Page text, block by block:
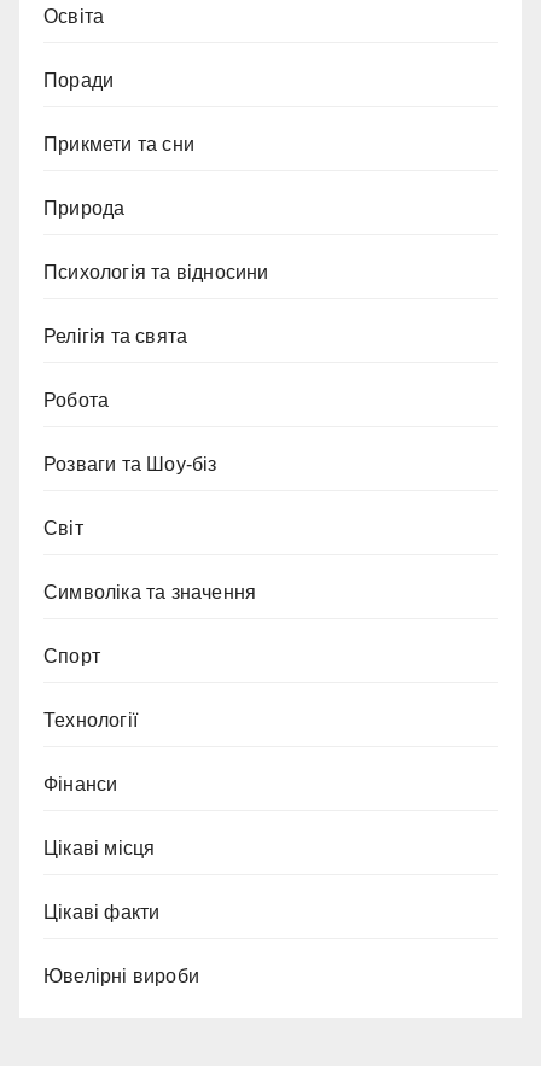
Освіта
Поради
Прикмети та сни
Природа
Психологія та відносини
Релігія та свята
Робота
Розваги та Шоу-біз
Світ
Символіка та значення
Спорт
Технології
Фінанси
Цікаві місця
Цікаві факти
Ювелірні вироби